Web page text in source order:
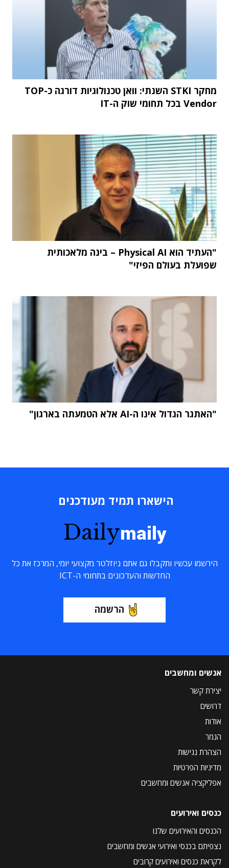
מחקר STKI השנתי: וואן טכנולוגיות דורגה כ-TOP
Vendor בכל תחומי שוק ה-IT
"העתיד הוא Physical AI – בינה מלאכותית
שפועלת בעולם הפיזי"
"האתגר הגדול אינו ה-AI אלא הטמעתה בארגון"
הישארו תמיד מעודכנים
Dailymaily
הירשמו עכשיו ותקבלו גם אתם ניוזלטר מקצועי יומי, המרכז את כל
החדשות והעדכונים בתחומי ה-ICT
הרשמה
אנשים ומחשבים
יצירת קשר
דרושים
אודות
הנמר
הצהרת נגישות
מדיניות הפרטיות
אפליקציה אנשים ומחשבים
כנסים ואירועים
הכנסים והאירועים שלנו
נצפיתם בכנסי ואירועי אנשים ומחשבים
לקראת כנסים ואירועים קרובים